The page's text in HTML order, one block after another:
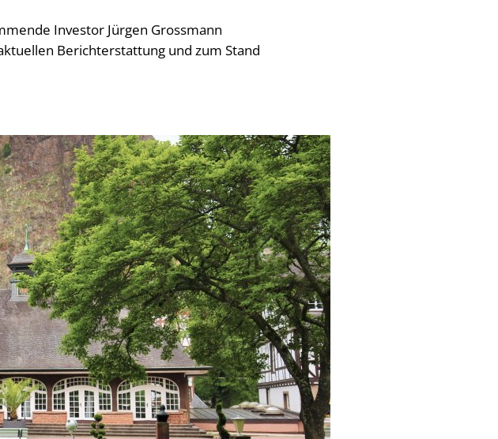
Investor Jürgen Grossmann
Berichterstattung und zum Stand